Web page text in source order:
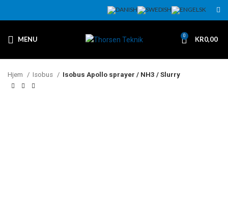
MENU 0 KR0,00
Hjem Isobus Isobus Apollo sprayer / NH3 / Slurry